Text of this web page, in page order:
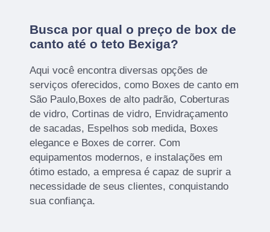
Busca por qual o preço de box de
canto até o teto Bexiga?
Aqui você encontra diversas opções de
serviços oferecidos, como Boxes de canto em
São Paulo,Boxes de alto padrão, Coberturas
de vidro, Cortinas de vidro, Envidraçamento
de sacadas, Espelhos sob medida, Boxes
elegance e Boxes de correr. Com
equipamentos modernos, e instalações em
ótimo estado, a empresa é capaz de suprir a
necessidade de seus clientes, conquistando
sua confiança.